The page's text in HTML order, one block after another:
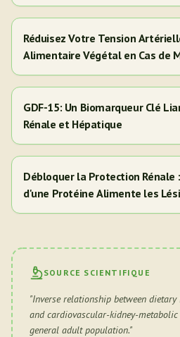
Adultes Hispaniques/Latinos
Réduisez Votre Tension
Alimentaire Végétal en Cas de
GDF-15: Un Biomarqueur Clé
Rénale et Hépatique
Débloquer la Protection Rénale
d'une Protéine Alimente les
Cela Signifie Pour Vous)
SOURCE SCIENTIFIQUE
"Inverse relationship between
and cardiovascular-kidney-
general adult population."